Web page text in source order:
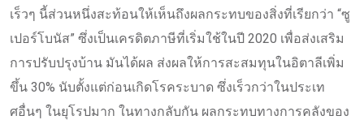
เร็วๆ นี้ส่วนหนึ่งสะท้อนให้เห็นถึงผลกระทบของสิ่งที่เรียกว่า “ซู
เปอร์โบนัส” ซึ่งเป็นเครดิตภาษีที่เริ่มใช้ในปี 2020 เพื่อส่งเสริม
การปรับปรุงบ้าน มันได้ผล ส่งผลให้การสะสมทุนในอิตาลีเพิ่ม
ขึ้น 30% นับตั้งแต่ก่อนเกิดโรคระบาด ซึ่งเร็วกว่าในประเท
ศอื่นๆ ในยุโรปมาก ในทางกลับกัน ผลกระทบทางการคลังของ